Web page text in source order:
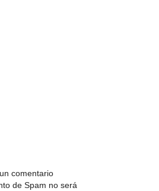
comentario
de Spam no será